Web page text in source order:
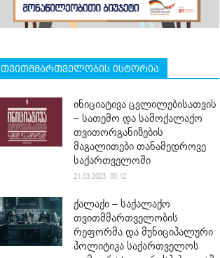
თვითმმართველობის ისტორია
ინიციატივა ცვლილებისათვის
– სათემო და სამოქალაქო
თვითორგანიზების
მაგალითები თანამედროვე
საქართველოში
21.03.2023. 00:12
ქალაქი – საქალაქო
თვითმმართველობის
რეფორმა და მუნიციპალური
პოლიტიკა საქართველოს